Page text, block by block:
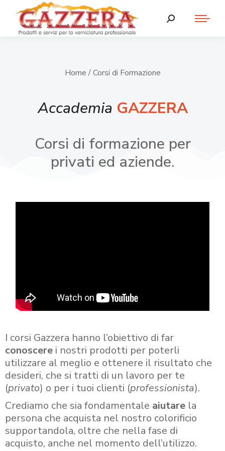
Home / Corsi di Formazione
Accademia GAZZERA
Corsi di formazione per
privati ed aziende.
I corsi Gazzera hanno l’obiettivo di far
conoscere i nostri prodotti per poterli
utilizzare al meglio e ottenere il risultato che
desideri, che si tratti di un lavoro per te
(privato) o per i tuoi clienti (professionista).
Crediamo che sia fondamentale aiutare la
persona che acquista nel nostro colorificio
supportandola, oltre che nella fase di
acquisto, anche nel momento dell’utilizzo.